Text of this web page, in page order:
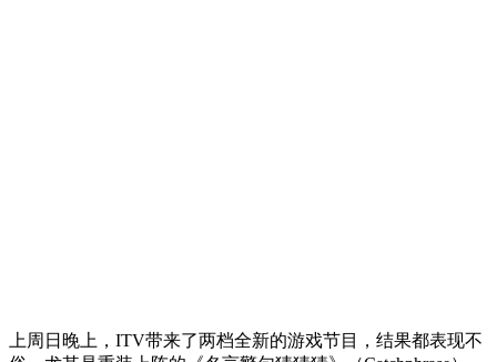
上周日晚上，ITV带来了两档全新的游戏节目，结果都表现不